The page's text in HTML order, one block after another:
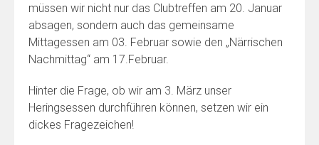
müssen wir nicht nur das Clubtreffen am 20. Januar
absagen, sondern auch das gemeinsame
Mittagessen am 03. Februar sowie den „Närrischen
Nachmittag“ am 17.Februar.
Hinter die Frage, ob wir am 3. März unser
Heringsessen durchführen können, setzen wir ein
dickes Fragezeichen!